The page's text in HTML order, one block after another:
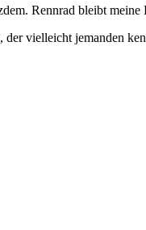
Rennrad bleibt meine
vielleicht jemanden